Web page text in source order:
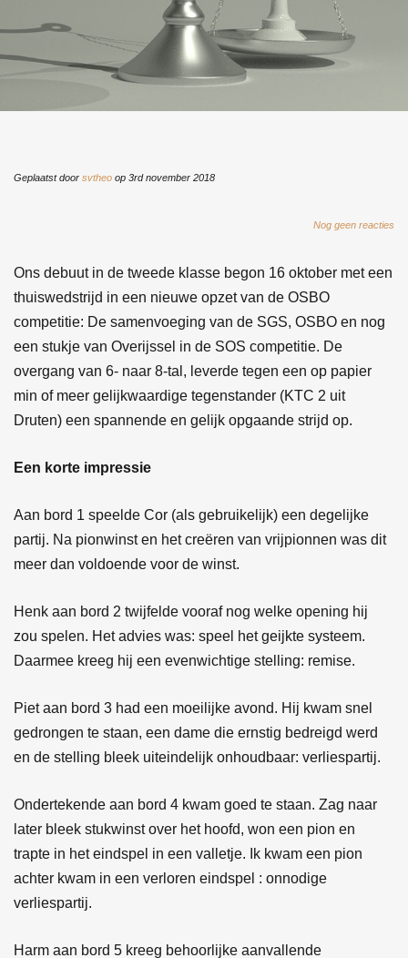
Geplaatst door svtheo op 3rd november 2018
Nog geen reacties
Ons debuut in de tweede klasse begon 16 oktober met een
thuiswedstrijd in een nieuwe opzet van de OSBO
competitie: De samenvoeging van de SGS, OSBO en nog
een stukje van Overijssel in de SOS competitie. De
overgang van 6- naar 8-tal, leverde tegen een op papier
min of meer gelijkwaardige tegenstander (KTC 2 uit
Druten) een spannende en gelijk opgaande strijd op.
Een korte impressie
Aan bord 1 speelde Cor (als gebruikelijk) een degelijke
partij. Na pionwinst en het creëren van vrijpionnen was dit
meer dan voldoende voor de winst.
Henk aan bord 2 twijfelde vooraf nog welke opening hij
zou spelen. Het advies was: speel het geijkte systeem.
Daarmee kreeg hij een evenwichtige stelling: remise.
Piet aan bord 3 had een moeilijke avond. Hij kwam snel
gedrongen te staan, een dame die ernstig bedreigd werd
en de stelling bleek uiteindelijk onhoudbaar: verliespartij.
Ondertekende aan bord 4 kwam goed te staan. Zag naar
later bleek stukwinst over het hoofd, won een pion en
trapte in het eindspel in een valletje. Ik kwam een pion
achter kwam in een verloren eindspel : onnodige
verliespartij.
Harm aan bord 5 kreeg behoorlijke aanvallende